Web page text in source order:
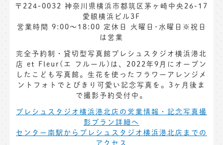
〒224-0032 神奈川県横浜市都筑区茅ヶ崎中央26-17
愛眼横浜ビル3F
営業時間 9:00〜18:00 定休日 火曜日･水曜日※祝日
は営業
完全予約制・貸切型写真館プレシュスタジオ横浜港北
店 et Fleur(エ フルール)は、2022年9月にオープン
したこども写真館。生花を使ったフラワーアレンジメ
ントフォトでとびきり可愛い記念写真を。3ヶ月後ま
で撮影予約受付中。
プレシュスタジオ横浜港北店の営業情報・記念写真撮
影プラン詳細へ
センター南駅からプレシュスタジオ横浜港北店までの
アクセス